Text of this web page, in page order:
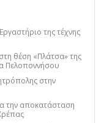
της τέχνης
θέση «Πλάτσα» της
Πελοποννήσου
στην
την αποκατάσταση